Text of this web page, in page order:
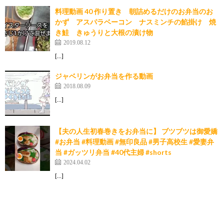
料理動画 40 作り置き 朝詰めるだけのお弁当のお
かず アスパラベーコン ナスミンチの餡掛け 焼
き鮭 きゅうりと大根の漬け物
2019.08.12
[…]
ジャベリンがお弁当を作る動画
2018.08.09
[…]
【夫の人生初春巻きをお弁当に】 ブツブツは御愛嬌
#お弁当 #料理動画 #無印良品 #男子高校生 #愛妻弁
当 #ガッツリ弁当 #40代主婦 #shorts
2024.04.02
[…]